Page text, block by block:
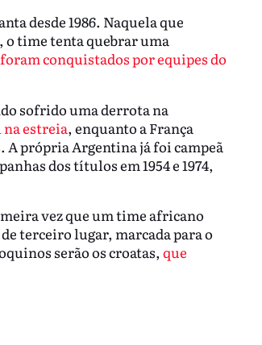
desde 1986. Naquela que
o time tenta quebrar uma
conquistados por equipes do
sofrido uma derrota na
estreia, enquanto a França
A própria Argentina já foi campeã
dos títulos em 1954 e 1974,
vez que um time africano
terceiro lugar, marcada para o
serão os croatas, que